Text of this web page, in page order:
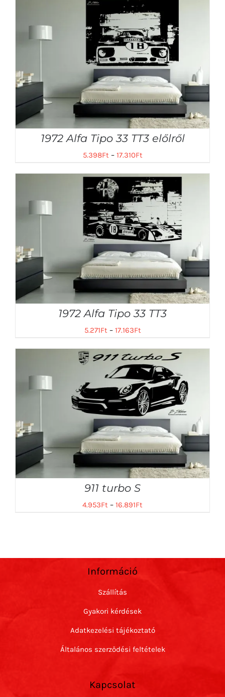
1972 Alfa Tipo 33 TT3 előlről
5.398Ft– 17.310Ft
1972 Alfa Tipo 33 TT3
5.271Ft– 17.163Ft
911 turbo S
4.953Ft – 16.891Ft
Információ
Szállítás
Gyakori kérdések
Adatkezelési tájékoztató
Általános szerződési feltételek
Kapcsolat